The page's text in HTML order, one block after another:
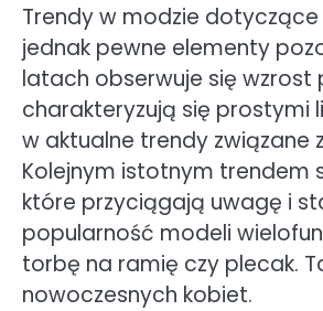
Trendy w modzie dotyczące
jednak pewne elementy
latach obserwuje się
charakteryzują się prostymi
w aktualne trendy
Kolejnym istotnym trendem
które przyciągają uwagę i
popularność modeli
torbę na ramię czy plecak.
nowoczesnych kobiet.